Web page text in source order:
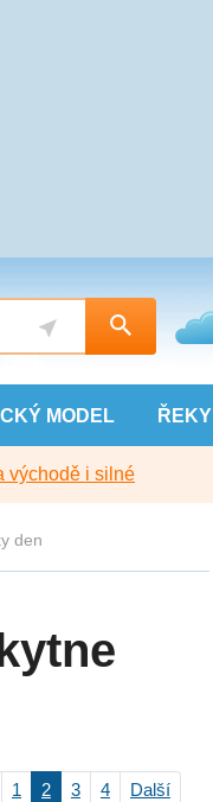
MODEL ŘEKY
východě i silné
den
1 2 3 4 Další